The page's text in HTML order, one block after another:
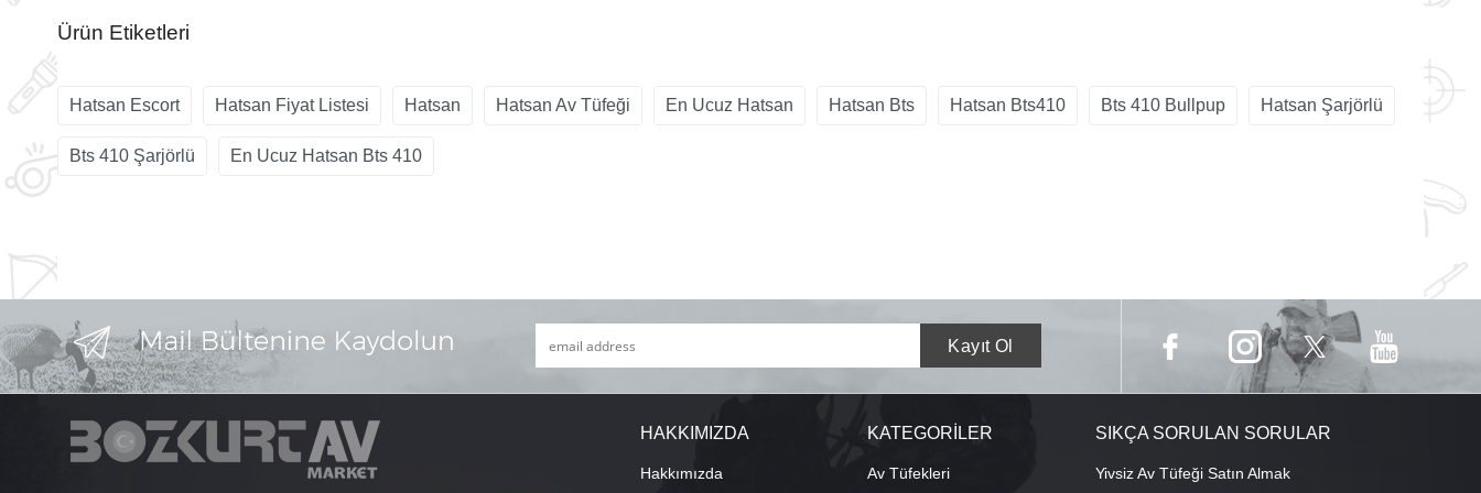
Ürün Etiketleri
Hatsan Escort Hatsan Fiyat Listesi Hatsan Hatsan Av Tüfeği En Ucuz Hatsan Hatsan Bts Hatsan Bts410 Bts 410 Bullpup Hatsan Şarjörlü
Bts 410 Şarjörlü En Ucuz Hatsan Bts 410
HAKKIMIZDA
Hakkımızda
KATEGORİLER
Av Tüfekleri
SIKÇA SORULAN SORULAR
Yivsiz Av Tüfeği Satın Almak